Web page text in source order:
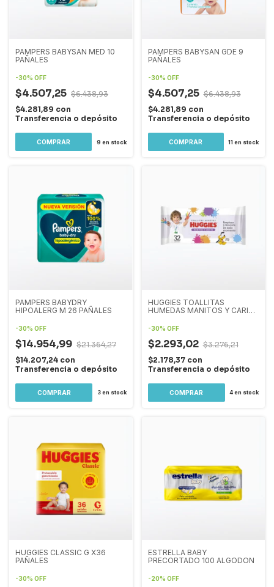
PAMPERS BABYSAN MED 10
PAÑALES
-30% OFF
$4.507,25 $6.438,93
$4.281,89 con
Transferencia o depósito
9 en stock
PAMPERS BABYSAN GDE 9
PAÑALES
-30% OFF
$4.507,25 $6.438,93
$4.281,89 con
Transferencia o depósito
11 en stock
PAMPERS BABYDRY
HIPOALERG M 26 PAÑALES
-30% OFF
$14.954,99 $21.364,27
$14.207,24 con
Transferencia o depósito
3en stock
HUGGIES TOALLITAS
HUMEDAS MANITOS Y CARITA
-30% OFF
$2.293,02 $3.276,21
$2.178,37 con
Transferencia o depósito
4en stock
HUGGIES CLASSIC G X36
PAÑALES
-30% OFF
ESTRELLA BABY
PRECORTADO 100 ALGODON
-20% OFF